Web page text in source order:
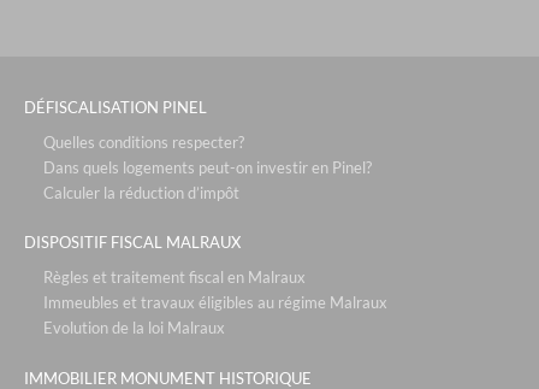
le fil d'eau - chaponost
esprit rive gauche - lyon
rivages d’esterel - saint raphaël / var
le victoria - immobilier locatif à chambéry / savoie
le panama - marseille
DÉFISCALISATION PINEL
Quelles conditions respecter?
Dans quels logements peut-on investir en Pinel?
Calculer la réduction d’impôt
DISPOSITIF FISCAL MALRAUX
Règles et traitement fiscal en Malraux
Immeubles et travaux éligibles au régime Malraux
Evolution de la loi Malraux
IMMOBILIER MONUMENT HISTORIQUE